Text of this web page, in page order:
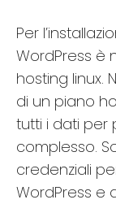
Per
WordPress è
hosting linux.
di un piano
tutti i dati per
complesso.
credenziali
WordPress e